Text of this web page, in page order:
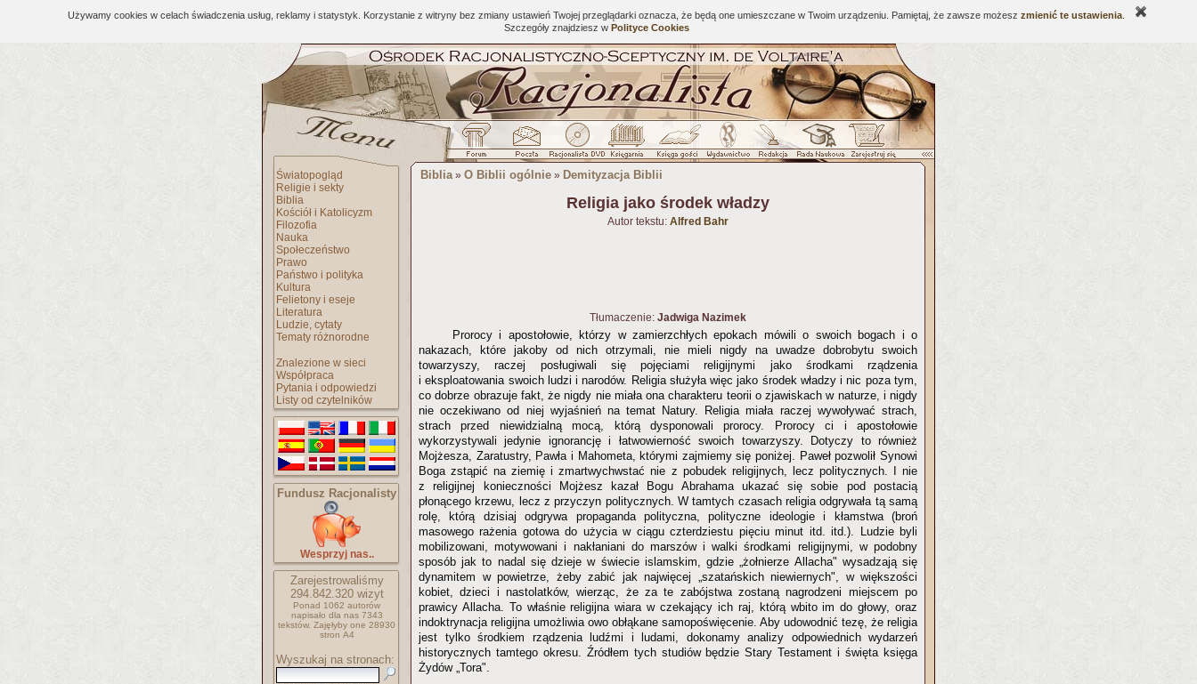
Używamy cookies w celach świadczenia usług, reklamy i statystyk. Korzystanie z witryny bez zmiany ustawień Twojej przeglądarki oznacza, że będą one umieszczane w Twoim urządzeniu. Pamiętaj, że zawsze możesz zmienić te ustawienia
Szczegóły znajdziesz w Polityce Cookies
Światopogląd
Religie i sekty
Biblia
Kościół i Katolicyzm
Filozofia
Nauka
Społeczeństwo
Prawo
Państwo i polityka
Kultura
Felietony i eseje
Literatura
Ludzie, cytaty
Tematy różnorodne
Znalezione w sieci
Współpraca
Pytania i odpowiedzi
Listy od czytelników
Fundusz Racjonalisty
Wesprzyj nas..
Zarejestrowaliśmy
294.842.320wizyt
Ponad 1062 autorów
napisało dla nas 7343
tekstów. Zajęłyby one 28930
stron A4
Wyszukaj na stronach:
Biblia» O Biblii ogólnie » Demityzacja Biblii
Religia jako środek władzy
Autor tekstu: Alfred Bahr
Tłumaczenie: Jadwiga Nazimek
Prorocy i apostołowie, którzy w zamierzchłych epokach mówili o swoich bogach i o
nakazach, które jakoby od nich otrzymali, nie mieli nigdy na uwadze dobrobytu swoich
towarzyszy, raczej posługiwali się pojęciami religijnymi jako środkami rządzenia
i eksploatowania swoich ludzi i narodów. Religia służyła więc jako środek władzy i nic poza tym,
co dobrze obrazuje fakt, że nigdy nie miała ona charakteru teorii o zjawiskach w naturze, i nigdy
nie oczekiwano od niej wyjaśnień na temat Natury. Religia miała raczej wywoływać strach,
strach przed niewidzialną mocą, którą dysponowali prorocy. Prorocy ci i apostołowie
wykorzystywali jedynie ignorancję i łatwowierność swoich towarzyszy. Dotyczy to również
Mojżesza, Zaratustry, Pawła i Mahometa, którymi zajmiemy się poniżej. Paweł pozwolił Synowi
Boga zstąpić na ziemię i zmartwychwstać nie z pobudek religijnych, lecz politycznych. I nie
z religijnej konieczności Mojżesz kazał Bogu Abrahama ukazać się sobie pod postacią
płonącego krzewu, lecz z przyczyn politycznych. W tamtych czasach religia odgrywała tą samą
rolę, którą dzisiaj odgrywa propaganda polityczna, polityczne ideologie i kłamstwa (broń
masowego rażenia gotowa do użycia w ciągu czterdziestu pięciu minut itd. itd.). Ludzie byli
mobilizowani, motywowani i nakłaniani do marszów i walki środkami religijnymi, w podobny
sposób jak to nadal się dzieje w świecie islamskim, gdzie „żołnierze Allacha" wysadzają się
dynamitem w powietrze, żeby zabić jak najwięcej „szatańskich niewiernych", w większości
kobiet, dzieci i nastolatków, wierząc, że za te zabójstwa zostaną nagrodzeni miejscem po
prawicy Allacha. To właśnie religijna wiara w czekający ich raj, którą wbito im do głowy, oraz
indoktrynacja religijna umożliwia owo obłąkane samopoświęcenie. Aby udowodnić tezę, że religia
jest tylko środkiem rządzenia ludźmi i ludami, dokonamy analizy odpowiednich wydarzeń
historycznych tamtego okresu. Źródłem tych studiów będzie Stary Testament i święta księga
Żydów „Tora".